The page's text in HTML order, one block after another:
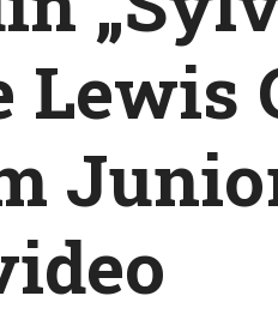
Lewis